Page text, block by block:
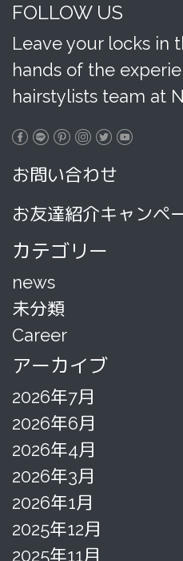
FOLLOW US
Leave your locks in
hands of the
hairstylists team at
お問い合わせ
お友達紹介キャンペ
カテゴリー
news
未分類
Career
アーカイブ
2026年7月
2026年6月
2026年4月
2026年3月
2026年1月
2025年12月
2025年11月